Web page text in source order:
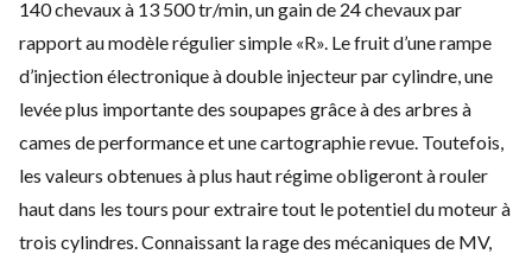
140 chevaux à 13 500 tr/min, un gain de 24 chevaux par
rapport au modèle régulier simple «R». Le fruit d’une rampe
d’injection électronique à double injecteur par cylindre, une
levée plus importante des soupapes grâce à des arbres à
cames de performance et une cartographie revue. Toutefois,
les valeurs obtenues à plus haut régime obligeront à rouler
haut dans les tours pour extraire tout le potentiel du moteur à
trois cylindres. Connaissant la rage des mécaniques de MV,